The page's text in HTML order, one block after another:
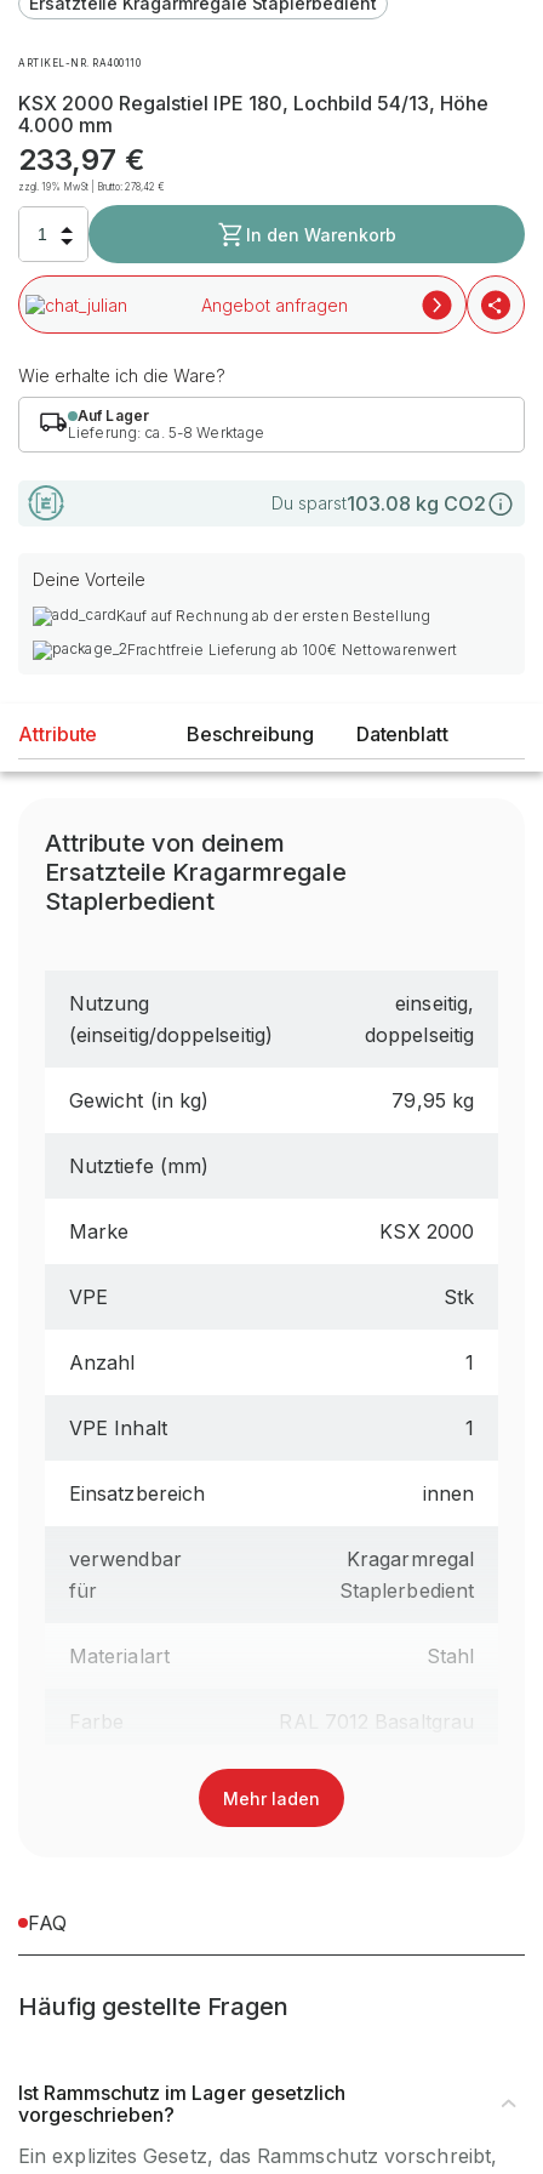
ARTIKEL-NR. RA400110
KSX 2000 Regalstiel IPE 180, Lochbild 54/13, Höhe
4.000 mm
233,97 €
zzgl. 19% MwSt | Brutto:278,42€
In den Warenkorb
Angebot anfragen
Wie erhalte ich die Ware?
Auf Lager
Lieferung: ca. 5-8 Werktage
Du sparst103.08 kg CO2
Deine Vorteile
Kauf auf Rechnung ab der ersten Bestellung
Frachtfreie Lieferung ab 100€ Nettowarenwert
Attribute Beschreibung Datenblatt
Attribute von deinem
Ersatzteile Kragarmregale
Staplerbedient
Nutzung
(einseitig/doppelseitig)
einseitig,
doppelseitig
Gewicht (in kg) 79,95 kg
Nutztiefe (mm)
Marke KSX 2000
VPE Stk
Anzahl 1
VPE Inhalt 1
Einsatzbereich innen
verwendbar
für
Kragarmregal
Staplerbedient
Materialart Stahl
Farbe RAL 7012 Basaltgrau
teilmontiert, zerlegt)
Montageart (Steckbar /
Montagematerial
exkl. Werkzeug
Mehr laden
FAQ
Häufig gestellte Fragen
Ist Rammschutz im Lager gesetzlich
vorgeschrieben?
Ein explizites Gesetz, das Rammschutz vorschreibt,